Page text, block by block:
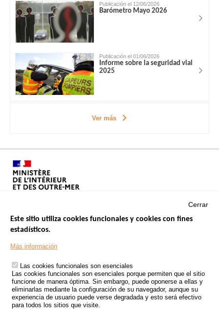
Publicación el 12/06/2026
Barómetro Mayo 2026
Publicación el 01/06/2026
Informe sobre la seguridad vial
2025
Ver más
Footer
TRATAMIENTO DE DATOS PERSONALES PROCEDENTES DE
ACCIDENTES DE TRÁFICO
ESTUDIOS
CONVOCATORIA DE PROYECTOS DE ESTUDIOS
Cerrar
Este sitio utiliza cookies funcionales y cookies con fines
estadísticos.
Más información
Las cookies funcionales son esenciales
Las cookies funcionales son esenciales porque permiten que el sitio
funcione de manera óptima. Sin embargo, puede oponerse a ellas y
eliminarlas mediante la configuración de su navegador, aunque su
experiencia de usuario puede verse degradada y esto será efectivo
para todos los sitios que visite.